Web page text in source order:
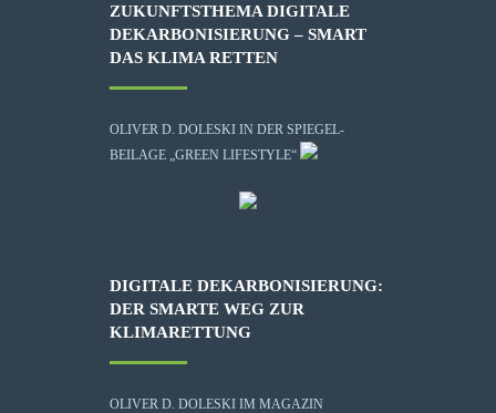
ZUKUNFTSTHEMA DIGITALE
DEKARBONISIERUNG – SMART
DAS KLIMA RETTEN
OLIVER D. DOLESKI IN DER SPIEGEL-
BEILAGE „GREEN LIFESTYLE“
DIGITALE DEKARBONISIERUNG:
DER SMARTE WEG ZUR
KLIMARETTUNG
OLIVER D. DOLESKI IM MAGAZIN